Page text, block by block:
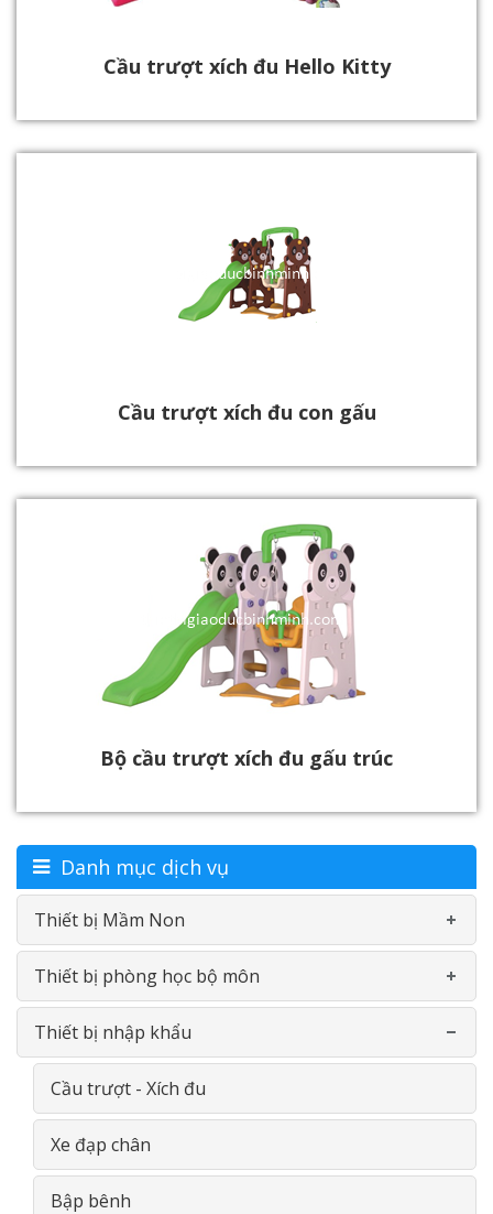
Cầu trượt xích đu Hello Kitty
Cầu trượt xích đu con gấu
Bộ cầu trượt xích đu gấu trúc
Danh mục dịch vụ
Thiết bị Mầm Non
Bàn-Ghế mầm non
Đồ chơi nhựa theo thông tư
Phản Gỗ- Giường lưới
Đồ chơi thông minh gỗ
Giá- Kệ- Tủ- GỖ
Thiết bị phòng học bộ môn
Phòng học ngoại ngữ
Phòng học bộ môn Vật Lý
Phòng học bộ môn Sinh Học
Phòng học đa năng
Thiết bị nhập khẩu
Cầu trượt - Xích đu
Xe đạp chân
Bập bênh